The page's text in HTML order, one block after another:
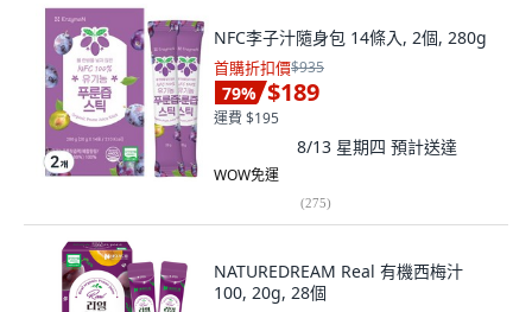
NFC李子汁隨身包 14條入, 2個, 280g
首購折扣價$935
79% $189
運費 $195
8/13 星期四 預計送達
WOW免運
(275)
NATUREDREAM Real 有機西梅汁
100, 20g, 28個